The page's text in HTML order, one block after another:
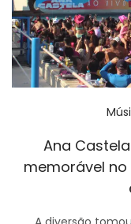
Ana
memorável no